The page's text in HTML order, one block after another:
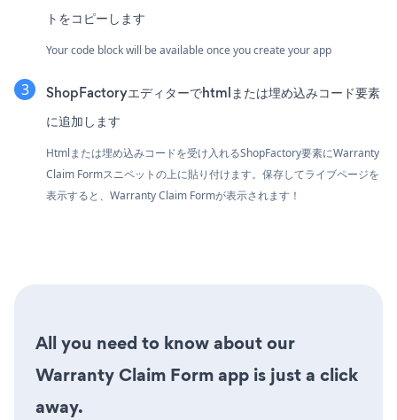
トをコピーします
Your code block will be available once you create your app
ShopFactoryエディターでhtmlまたは埋め込みコード要素
に追加します
Htmlまたは埋め込みコードを受け入れるShopFactory要素にWarranty
Claim Formスニペットの上に貼り付けます。保存してライブページを
表示すると、Warranty Claim Formが表示されます！
All you need to know about our
Warranty Claim Form app is just a click
away.